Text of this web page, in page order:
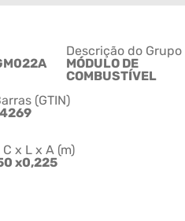
Descrição do Grupo
MÓDULO DE
COMBUSTÍVEL
(GTIN)
x L x A (m)
x0,225